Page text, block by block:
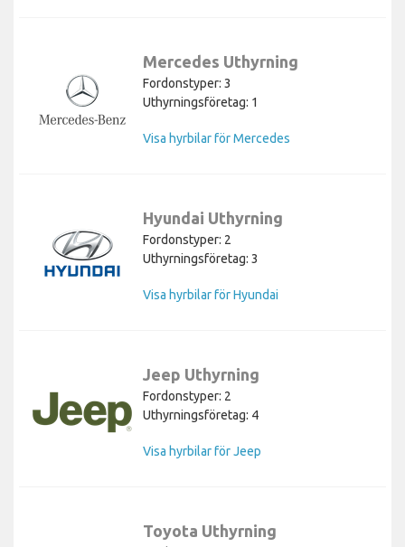
Mercedes Uthyrning
Fordonstyper: 3
Uthyrningsföretag: 1
Visa hyrbilar för Mercedes
Hyundai Uthyrning
Fordonstyper: 2
Uthyrningsföretag: 3
Visa hyrbilar för Hyundai
Jeep Uthyrning
Fordonstyper: 2
Uthyrningsföretag: 4
Visa hyrbilar för Jeep
Toyota Uthyrning